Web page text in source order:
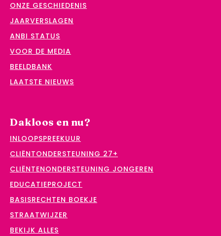
ONZE GESCHIEDENIS
JAARVERSLAGEN
ANBI STATUS
VOOR DE MEDIA
BEELDBANK
LAATSTE NIEUWS
Dakloos en nu?
INLOOPSPREEKUUR
CLIËNTONDERSTEUNING 27+
CLIËNTENONDERSTEUNING JONGEREN
EDUCATIEPROJECT
BASISRECHTEN BOEKJE
STRAATWIJZER
BEKIJK ALLES